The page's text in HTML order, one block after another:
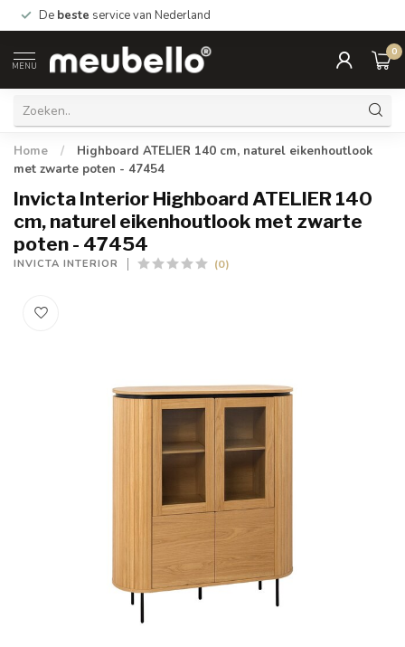
De beste service van Nederland
MENU
0
Home /
Highboard ATELIER 140 cm, naturel eikenhoutlook
met zwarte poten - 47454
Invicta Interior Highboard ATELIER 140
cm, naturel eikenhoutlook met zwarte
poten - 47454
INVICTA INTERIOR (0)